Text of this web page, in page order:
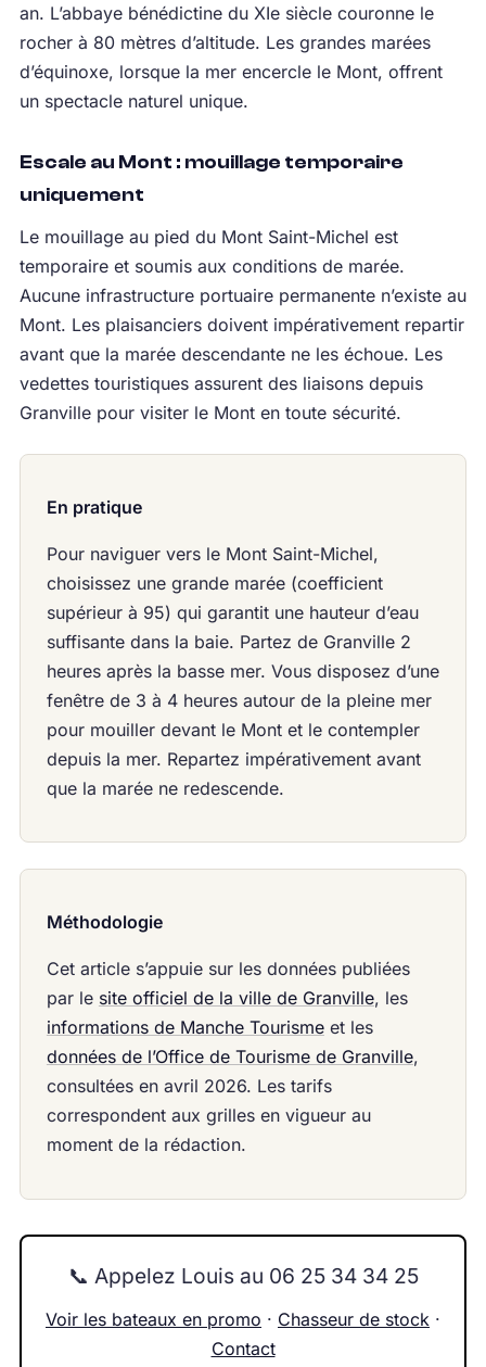
an. L’abbaye bénédictine du XIe siècle couronne le
rocher à 80 mètres d’altitude. Les grandes marées
d’équinoxe, lorsque la mer encercle le Mont, offrent
un spectacle naturel unique.
Escale au Mont : mouillage temporaire
uniquement
Le mouillage au pied du Mont Saint-Michel est
temporaire et soumis aux conditions de marée.
Aucune infrastructure portuaire permanente n’existe au
Mont. Les plaisanciers doivent impérativement repartir
avant que la marée descendante ne les échoue. Les
vedettes touristiques assurent des liaisons depuis
Granville pour visiter le Mont en toute sécurité.
En pratique
Pour naviguer vers le Mont Saint-Michel,
choisissez une grande marée (coefficient
supérieur à 95) qui garantit une hauteur d’eau
suffisante dans la baie. Partez de Granville 2
heures après la basse mer. Vous disposez d’une
fenêtre de 3 à 4 heures autour de la pleine mer
pour mouiller devant le Mont et le contempler
depuis la mer. Repartez impérativement avant
que la marée ne redescende.
Méthodologie
Cet article s’appuie sur les données publiées
par le site officiel de la ville de Granville, les
informations de Manche Tourismeet les
données de l’Office de Tourisme de Granville,
consultées en avril 2026. Les tarifs
correspondent aux grilles en vigueur au
moment de la rédaction.
📞 Appelez Louis au 06 25 34 34 25
Voir les bateaux en promo · Chasseur de stock ·
Contact